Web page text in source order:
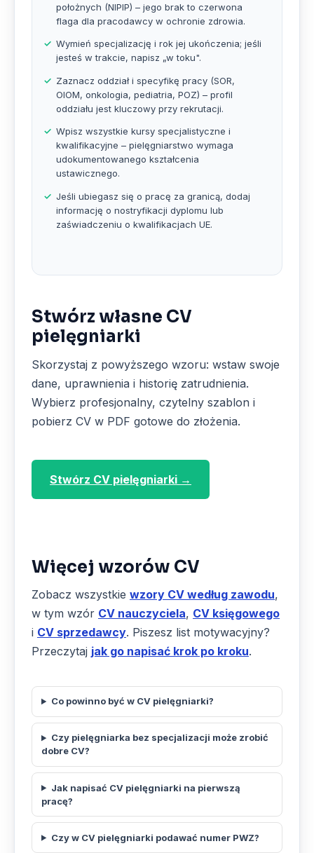
położnych (NIPIP) – jego brak to czerwona
flaga dla pracodawcy w ochronie zdrowia.
Wymień specjalizację i rok jej ukończenia; jeśli
jesteś w trakcie, napisz „w toku".
Zaznacz oddział i specyfikę pracy (SOR,
OIOM, onkologia, pediatria, POZ) – profil
oddziału jest kluczowy przy rekrutacji.
Wpisz wszystkie kursy specjalistyczne i
kwalifikacyjne – pielęgniarstwo wymaga
udokumentowanego kształcenia
ustawicznego.
Jeśli ubiegasz się o pracę za granicą, dodaj
informację o nostryfikacji dyplomu lub
zaświadczeniu o kwalifikacjach UE.
Stwórz własne CV
pielęgniarki
Skorzystaj z powyższego wzoru: wstaw swoje
dane, uprawnienia i historię zatrudnienia.
Wybierz profesjonalny, czytelny szablon i
pobierz CV w PDF gotowe do złożenia.
Stwórz CV pielęgniarki →
Więcej wzorów CV
Zobacz wszystkie wzory CV według zawodu,
w tym wzór CV nauczyciela, CV księgowego
i CV sprzedawcy. Piszesz list motywacyjny?
Przeczytaj jak go napisać krok po kroku.
Co powinno być w CV pielęgniarki?
Czy pielęgniarka bez specjalizacji może zrobić
dobre CV?
Jak napisać CV pielęgniarki na pierwszą
pracę?
Czy w CV pielęgniarki podawać numer PWZ?